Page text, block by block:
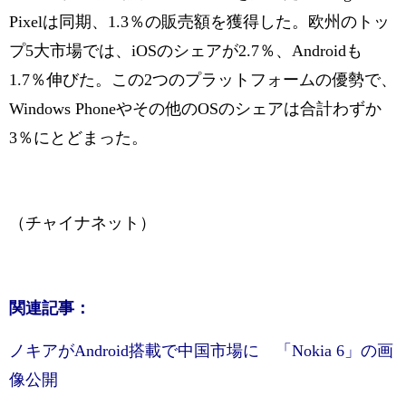
Pixelは同期、1.3％の販売額を獲得した。欧州のトッ
プ5大市場では、iOSのシェアが2.7％、Androidも
1.7％伸びた。この2つのプラットフォームの優勢で、
Windows Phoneやその他のOSのシェアは合計わずか
3％にとどまった。
（チャイナネット）
関連記事：
ノキアがAndroid搭載で中国市場に 「Nokia 6」の画
像公開